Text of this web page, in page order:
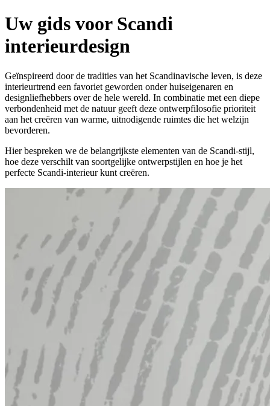
Uw gids voor Scandi
interieurdesign
Geïnspireerd door de tradities van het Scandinavische leven, is deze
interieurtrend een favoriet geworden onder huiseigenaren en
designliefhebbers over de hele wereld. In combinatie met een diepe
verbondenheid met de natuur geeft deze ontwerpfilosofie prioriteit
aan het creëren van warme, uitnodigende ruimtes die het welzijn
bevorderen.
Hier bespreken we de belangrijkste elementen van de Scandi-stijl,
hoe deze verschilt van soortgelijke ontwerpstijlen en hoe je het
perfecte Scandi-interieur kunt creëren.